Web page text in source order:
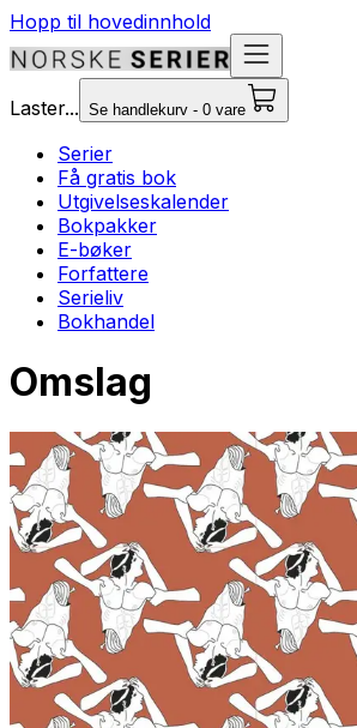
Hopp til hovedinnhold
Laster... Se handlekurv - 0 vare
Serier
Få gratis bok
Utgivelseskalender
Bokpakker
E-bøker
Forfattere
Serieliv
Bokhandel
Omslag